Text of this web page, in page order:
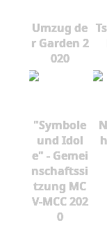
Umzug de
r Garden 2
020
"Symbole
und Idol
e" - Gemei
nschaftssi
tzung MC
V-MCC 202
0